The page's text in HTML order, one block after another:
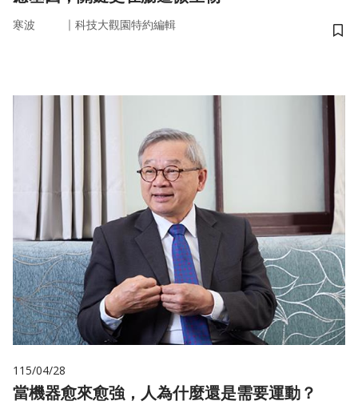
寒波 ｜ 科技大觀園特約編輯
儲
115/04/28
當機器愈來愈強，人為什麼還是需要運動？